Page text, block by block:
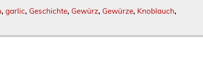
, garlic, Geschichte, Gewürz, Gewürze, Knoblauch,